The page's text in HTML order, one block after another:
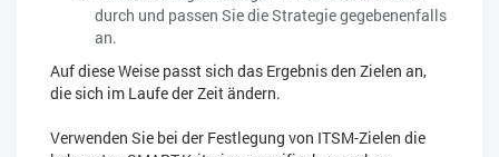
durch und passen Sie die Strategie gegebenenfalls
an.
Auf diese Weise passt sich das Ergebnis den Zielen an,
die sich im Laufe der Zeit ändern.
Verwenden Sie bei der Festlegung von ITSM-Zielen die